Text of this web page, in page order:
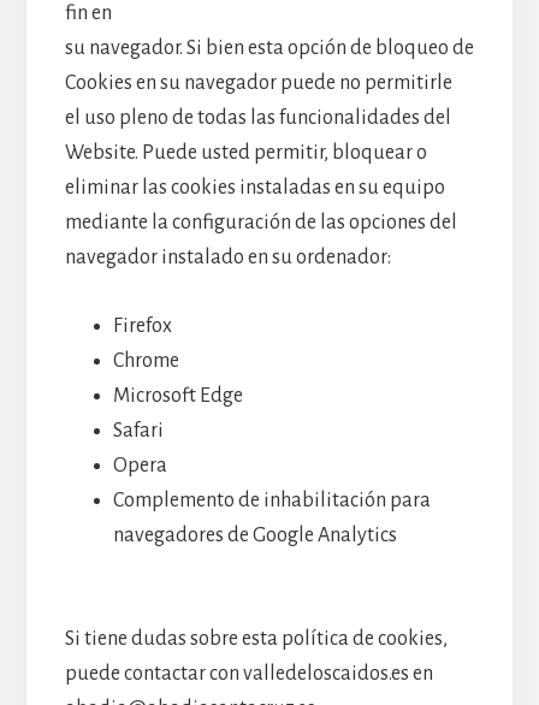
fin en
su navegador. Si bien esta opción de bloqueo de
Cookies en su navegador puede no permitirle
el uso pleno de todas las funcionalidades del
Website. Puede usted permitir, bloquear o
eliminar las cookies instaladas en su equipo
mediante la configuración de las opciones del
navegador instalado en su ordenador:
Firefox
Chrome
Microsoft Edge
Safari
Opera
Complemento de inhabilitación para
navegadores de Google Analytics
Si tiene dudas sobre esta política de cookies,
puede contactar con valledeloscaidos.es en